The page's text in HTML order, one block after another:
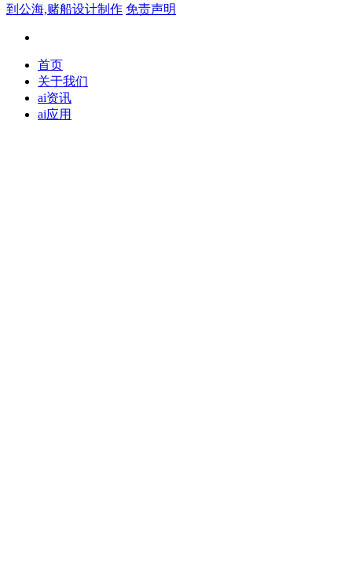
到公海,赌船设计制作 免责声明
首页
关于我们
ai资讯
ai应用